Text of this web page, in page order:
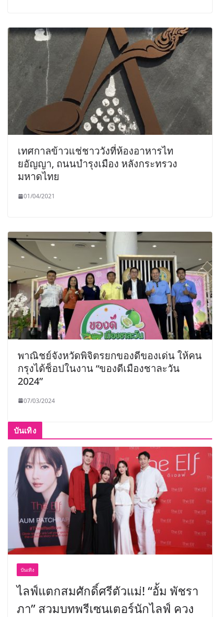
เทศกาลข้าวแช่ชาววังที่ห้องอาหารไท
ยอัญญา, ถนนบำรุงเมือง หลังกระทรวง
มหาดไทย
01/04/2021
พาณิชย์จังหวัดพิจิตรยกของดีของเด่น ให้คน
กรุงได้ช็อปในงาน “ของดีเมืองชาละวัน
2024”
07/03/2024
บันเทิง
บันเทิง
ไลฟ์แตกสมศักดิ์ศรีตัวแม่! “อั้ม พัชรา
ภา” สวมบทพรีเซนเตอร์นักไลฟ์ ควง